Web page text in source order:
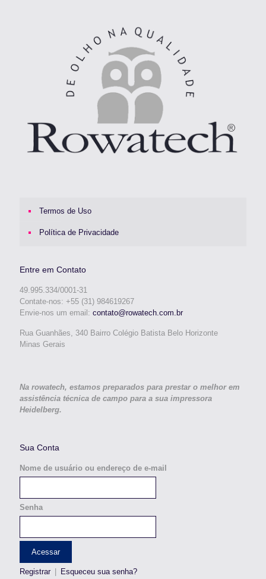
Termos de Uso
Política de Privacidade
Entre em Contato
49.995.334/0001-31
Contate-nos: +55 (31) 984619267
Envie-nos um email: contato@rowatech.com.br
Rua Guanhães, 340 Bairro Colégio Batista Belo Horizonte
Minas Gerais
Na rowatech, estamos preparados para prestar o melhor em
assistência técnica de campo para a sua impressora
Heidelberg.
Sua Conta
Nome de usuário ou endereço de e-mail
Senha
Registrar Esqueceu sua senha?